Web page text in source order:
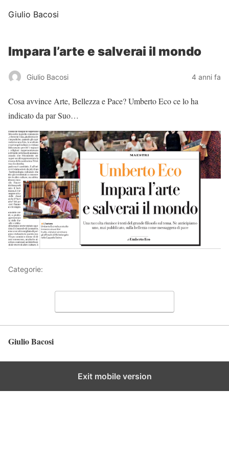
Giulio Bacosi
Impara l’arte e salverai il mondo
Giulio Bacosi 4 anni fa
Cosa avvince Arte, Bellezza e Pace? Umberto Eco ce lo ha
indicato da par Suo…
Categorie:
Giulio Bacosi
Exit mobile version